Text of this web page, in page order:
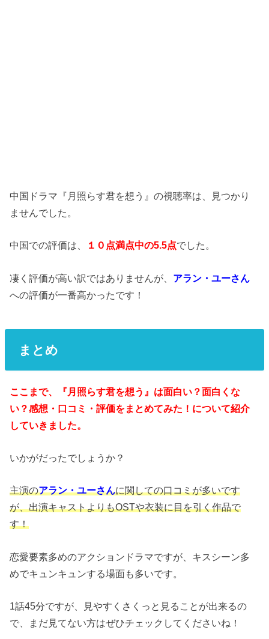
中国ドラマ『月照らす君を想う』の視聴率は、見つかり
ませんでした。
中国での評価は、 １０点満点中の5.5点でした。
凄く評価が高い訳ではありませんが、 アラン・ユーさん
への評価が一番高かったです！
まとめ
ここまで、『月照らす君を想う』は面白い？面白くな
い？感想・口コミ・評価をまとめてみた！について紹介
していきました。
いかがだったでしょうか？
主演のアラン・ユーさんに関しての口コミが多いです
が、出演キャストよりもOSTや衣装に目を引く作品で
す！
恋愛要素多めのアクションドラマですが、キスシーン多
めでキュンキュンする場面も多いです。
1話45分ですが、見やすくさくっと見ることが出来るの
で、まだ見てない方はぜひチェックしてくださいね！